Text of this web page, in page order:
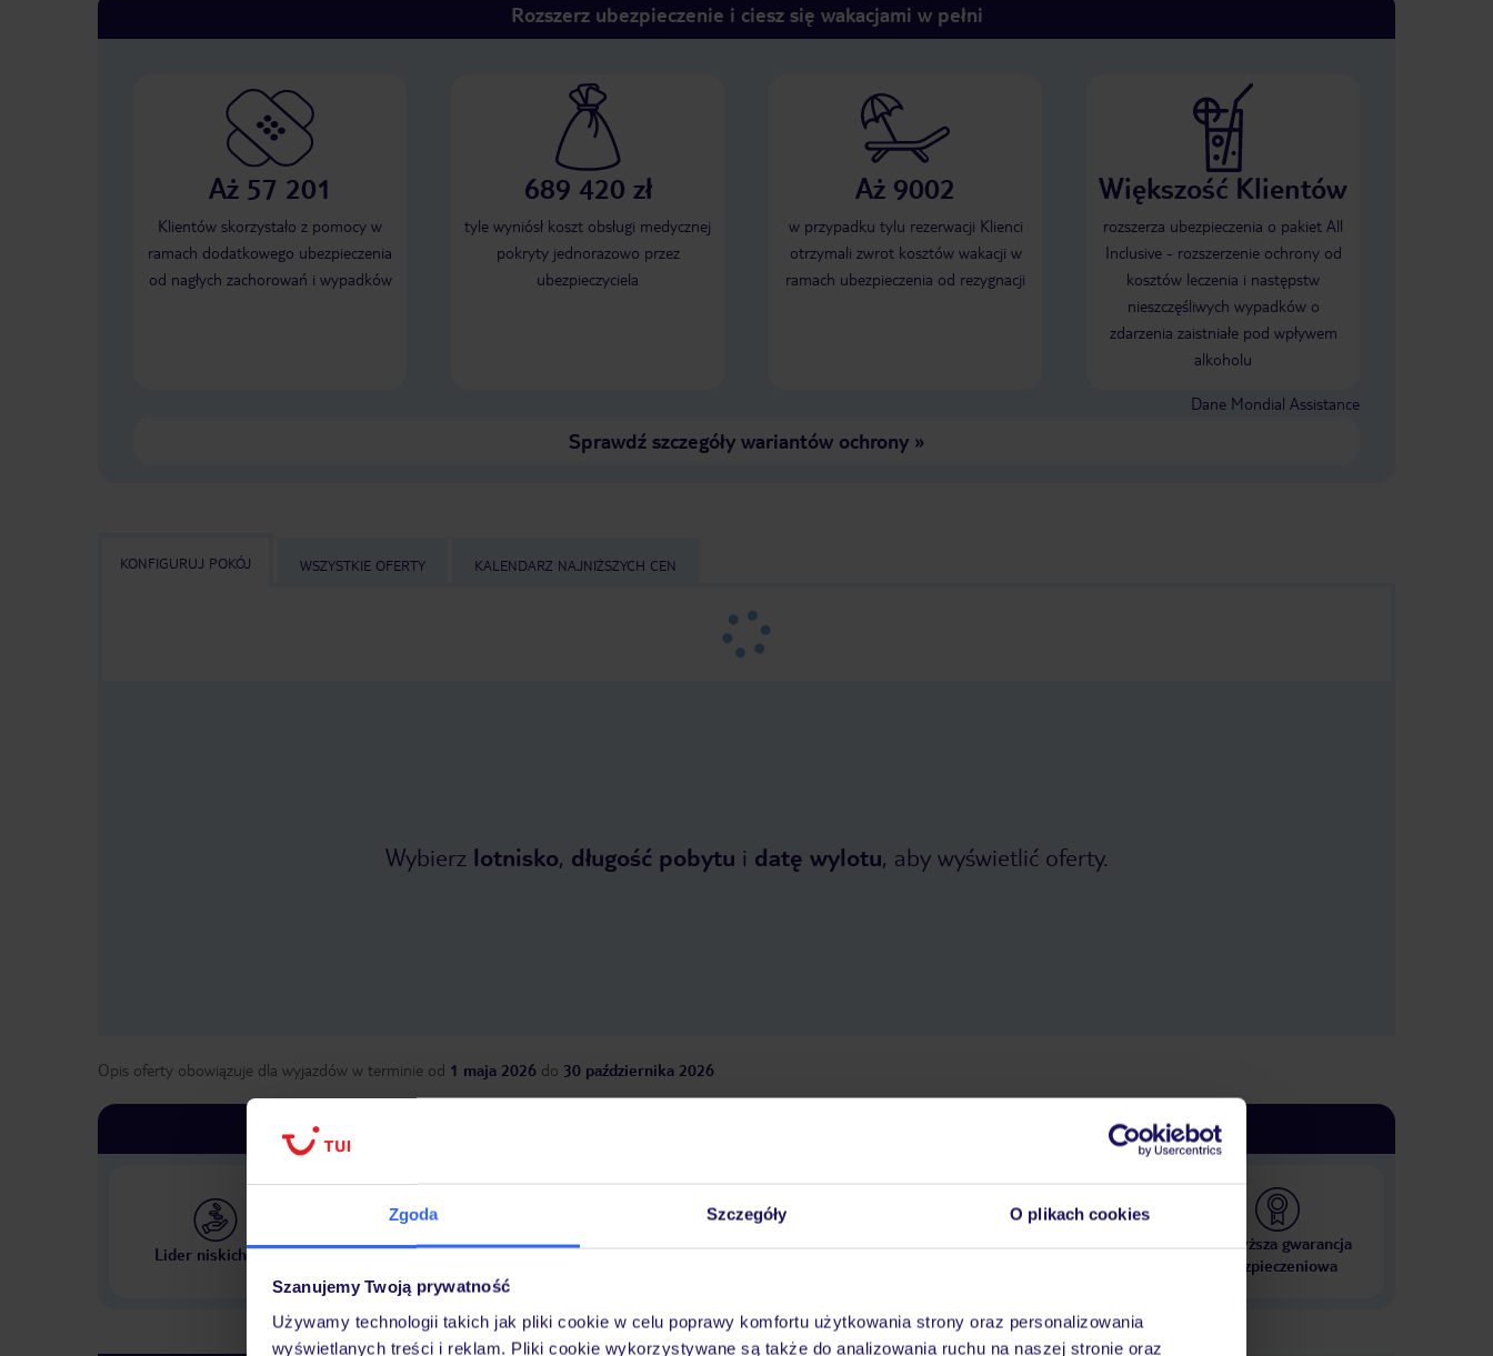
Zgoda Szczegóły O plikach cookies
Szanujemy Twoją prywatność
Używamy technologii takich jak pliki cookie w celu poprawy komfortu użytkowania strony oraz personalizowania
wyświetlanych treści i reklam. Pliki cookie wykorzystywane są także do analizowania ruchu na naszej stronie oraz
najedzony. Potrawy świeże i
naprawdę dobre. Nie rozumiem skąd
dobrze spędziliśmy tam czas.
dowiedzieliśmy się że 3 z nich trafiła
Rozszerz ubezpieczenie i ciesz się wakacjami w pełni
Aż 57 201
Klientów skorzystało z pomocy w
ramach dodatkowego ubezpieczenia
od nagłych zachorowań i wypadków
689 420 zł
tyle wyniósł koszt obsługi medycznej
pokryty jednorazowo przez
ubezpieczyciela
Aż 9002
w przypadku tylu rezerwacji Klienci
otrzymali zwrot kosztów wakacji w
ramach ubezpieczenia od rezygnacji
Większość Klientów
rozszerza ubezpieczenia o pakiet All
Inclusive - rozszerzenie ochrony od
kosztów leczenia i następstw
nieszczęśliwych wypadków o
zdarzenia zaistniałe pod wpływem
alkoholu
Dane Mondial Assistance
Sprawdź szczegóły wariantów ochrony»
KONFIGURUJ POKÓJ WSZYSTKIE OFERTY KALENDARZ NAJNIŻSZYCH CEN
Wybierz lotnisko, długość pobytu i datę wylotu, aby wyświetlić oferty.
Opis oferty obowiązuje dla wyjazdów w terminie od 1 maja 2026 do 30 października 2026
Lider niskich cen
Największe biuro podróży
30 lat w Polsce
Najwyższa gwarancja
ubezpieczeniowa